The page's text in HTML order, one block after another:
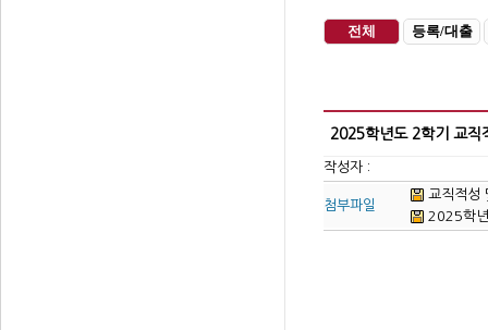
전체 등록/대출
2025학년도 2학기 교직
작성자 :
첨부파일
교직적성
2025학